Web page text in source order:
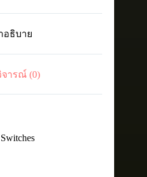
อธิบาย
ารณ์ (0)